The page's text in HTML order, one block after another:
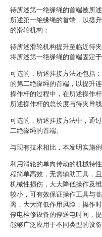
待所述第一绝缘绳的首端被所
所述第一绝缘绳的首端，以提
的滑轮机构；
待所述滑轮机构提升至临近待
将所述第一绝缘绳的首端固定于
可选的，所述挂接方法还包括
的第二绝缘绳的首端，以提升
操作杆的过程中，在所述操作
所述操作杆的总长度与待夹导线
可选的，所述挂接方法中，通
二绝缘绳的首端。
与现有技术相比，本发明实施
利用滑轮的单向传动的机械特
程简单高效，无需辅助工具，
机械性损伤，大大降低操作及
较小，可有效保证操作工具与
离，大大降低作用风险；操作
停电检修设备的停送电时间，
能够广泛应用于不同类型的设备